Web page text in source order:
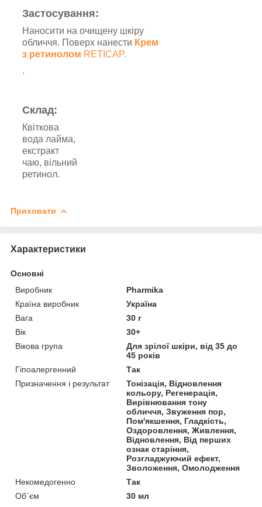
Застосування:
Наносити на очищену шкіру
обличчя. Поверх нанести Крем
з ретинолом RETICAP.
.
Склад:
Квіткова
вода лайма,
екстракт
чаю, вільний
ретинол.
Приховати
Характеристики
Основні
Виробник
Pharmika
Країна виробник
Україна
Вага
30 г
Вік
30+
Вікова група
Для зрілої шкіри, від 35 до
45 років
Гіпоалергенний
Так
Призначення і результат
Тонізація, Відновлення
кольору, Регенерація,
Вирівнювання тону
обличчя, Звуження пор,
Пом'якшення, Гладкість,
Оздоровлення, Живлення,
Відновлення, Від перших
ознак старіння,
Розгладжуючий ефект,
Зволоження, Омолодження
Некомедогенно
Так
Об`єм
30 мл